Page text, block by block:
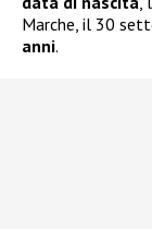
Marche, il 30
anni.